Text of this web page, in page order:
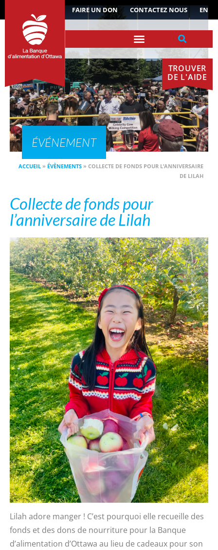
FAIRE UN DON CONTACTEZ NOUS EN
TROUVER
DE L'AIDE
ÉVÉNEMENT
ACCUEIL » ÉVÈNEMENTS » COLLECTE DE FONDS POUR L’ANNIVERSAIRE
DE LILAH
Collecte de fonds pour
l’anniversaire de Lilah
Lilah adore manger ! C’est pourquoi elle recueille des
fonds et des dons de nourriture pour la Banque
d’alimentation d’Ottawa au lieu de cadeaux pour son